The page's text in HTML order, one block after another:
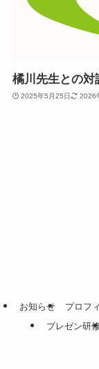
橘川先生との対
2025年5月25日 2026
お知らせ プロフ
プレゼン研